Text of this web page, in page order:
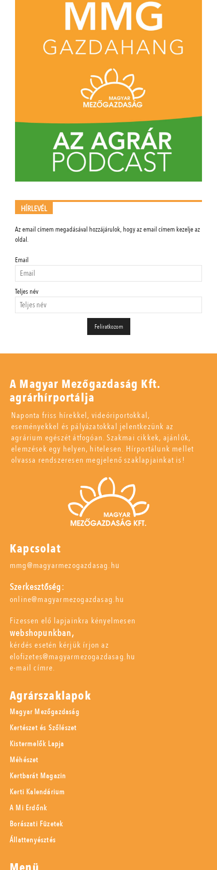
HÍRLEVÉL
Az email címem megadásával hozzájárulok, hogy az email címem kezelje az
oldal.
Email
Teljes név
A Magyar Mezőgazdaság Kft.
agrárhírportálja
Naponta friss hírekkel, videóriportokkal,
eseményekkel és pályázatokkal jelentkezünk az
agrárium egészét átfogóan. Szakmai cikkek, ajánlók,
elemzések egy helyen, hitelesen. Hírportálunk mellet
olvassa rendszeresen megjelenő szaklapjainkat is!
Kapcsolat
mmg@magyarmezogazdasag.hu
Szerkesztőség:
online@magyarmezogazdasag.hu
Fizessen elő lapjainkra kényelmesen
webshopunkban,
kérdés esetén kérjük írjon az
elofizetes@magyarmezogazdasag.hu
e-mail címre.
Agrárszaklapok
Magyar Mezőgazdaság
Kertészet és Szőlészet
Kistermelők Lapja
Méhészet
Kertbarát Magazin
Kerti Kalendárium
A Mi Erdőnk
Borászati Füzetek
Állattenyésztés